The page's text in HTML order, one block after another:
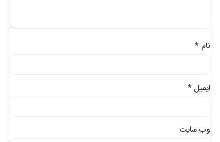
نام*
ایمیل*
وب‌ سایت